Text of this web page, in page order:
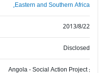
Eastern and Southern Africa,
2013/8/22
Disclosed
Angola - Social Action Project :